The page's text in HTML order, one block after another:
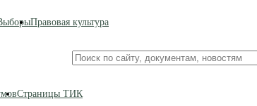
Правовая культура
Поиск
по
Страницы ТИК